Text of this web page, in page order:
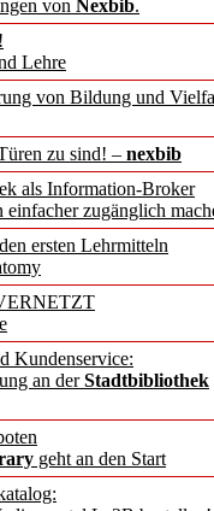
von Nexbib.
!
Lehre
von Bildung und
zu sind! – nexbib
als Information-Broker
zugänglich
ersten Lehrmitteln
Kundenservice:
an derStadtbibliothek
geht an den Start
gibt
in